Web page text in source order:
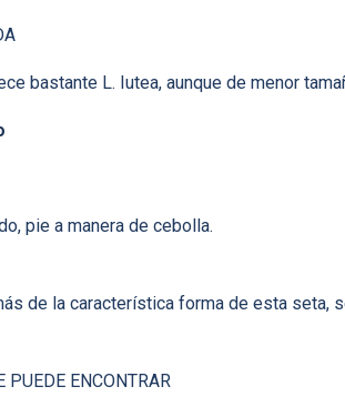
bastante L. Iutea, aunque de menor
pie a manera de cebolla.
de la característica forma de esta
PUEDE ENCONTRAR